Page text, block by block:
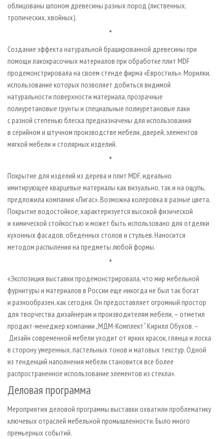
облицованы шпоном древесины разных пород (лиственных,
тропических, хвойных).
*
Создание эффекта натуральной брашированной древесины при
помощи лакокрасочных материалов при обработке плит MDF
продемонстрировала на своем стенде фирма «Евростиль». Морилки,
использование которых позволяет добиться видимой
натуральности поверхности материала, прозрачные
полиуретановые грунты и специальные полиуретановые лаки
с разной степенью блеска предназначены для использования
в серийном и штучном производстве мебели, дверей, элементов
мягкой мебели и столярных изделий.
*
Покрытие для изделий из дерева и плит MDF, идеально
имитирующее кварцевые материалы как визуально, так и на ощупь,
предложила компания «Лигас». Возможна колеровка в разные цвета.
Покрытие водостойкое, характеризуется высокой физической
и химической стойкостью и может быть использовано для отделки
кухонных фасадов, обеденных столов и стульев. Наносится
методом распыления на предметы любой формы.
*
«Экспозиция выставки продемонстрировала, что мир мебельной
фурнитуры и материалов в России еще никогда не был так богат
и разнообразен, как сегодня. Он предоставляет огромный простор
для творчества дизайнерам и производителям мебели, – отметил
продакт-менеджер компании „МДМ-Комплект“ Кирилл Обухов. –
Дизайн современной мебели уходит от ярких красок, глянца и лоска
в сторону умеренных, пастельных тонов и матовых текстур. Одной
из тенденций наполнения мебели становится все более
распространенное использование элементов из стекла».
Деловая программа
Мероприятия деловой программы выставки охватили проблематику
ключевых отраслей мебельной промышленности. Было много
премьерных событий.